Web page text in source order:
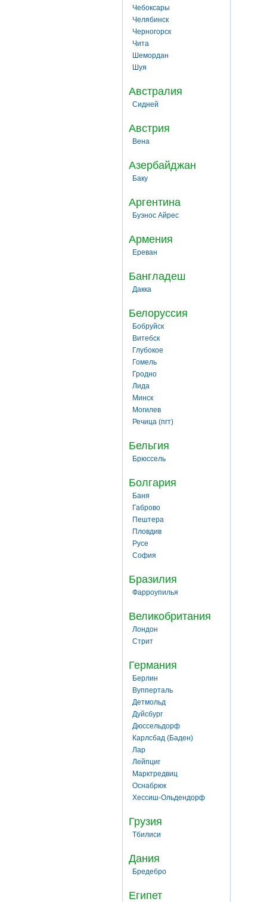
Чебоксары
Челябинск
Черногорск
Чита
Шемордан
Шуя
Австралия
Сидней
Австрия
Вена
Азербайджан
Баку
Аргентина
Буэнос Айрес
Армения
Ереван
Бангладеш
Дакка
Белоруссия
Бобруйск
Витебск
Глубокое
Гомель
Гродно
Лида
Минск
Могилев
Речица (пгт)
Бельгия
Брюссель
Болгария
Баня
Габрово
Пештера
Пловдив
Русе
София
Бразилия
Фарроупилья
Великобритания
Лондон
Стрит
Германия
Берлин
Вупперталь
Детмольд
Дуйсбург
Дюссельдорф
Карлсбад (Баден)
Лар
Лейпциг
Марктредвиц
Оснабрюк
Хессиш-Ольдендорф
Грузия
Тбилиси
Дания
Бредебро
Египет